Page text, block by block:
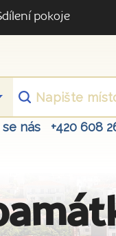
pokoje
nás +420 608